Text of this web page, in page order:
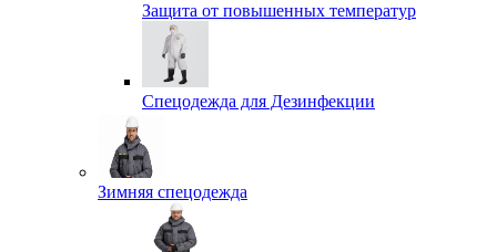
Защита от повышенных температур
Спецодежда для Дезинфекции
Зимняя спецодежда